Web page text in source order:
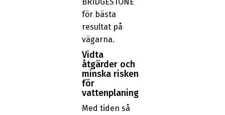
BRIDGESTONE
för bästa
resultat på
vägarna.
Vidta
åtgärder och
minska risken
för
vattenplaning
Med tiden så